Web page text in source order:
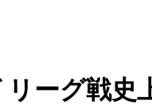
ーグ戦史